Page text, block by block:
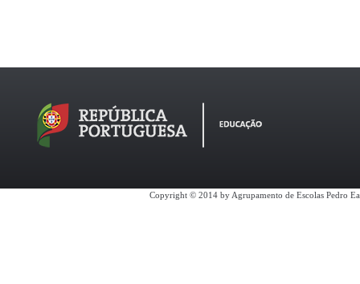
Copyright © 2014 by Agrupamento de Escolas Pedro